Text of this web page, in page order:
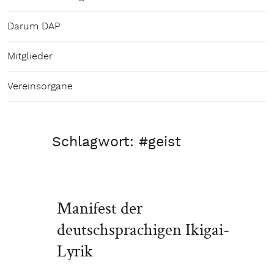
Darum DAP
Mitglieder
Vereinsorgane
Schlagwort:#geist
Manifest der
deutschsprachigen Ikigai-
Lyrik